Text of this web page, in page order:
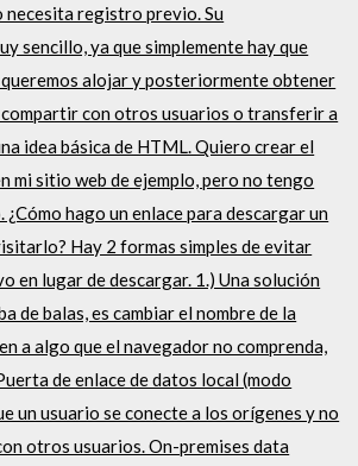
necesita registro previo. Su
sencillo, ya que simplemente hay que
alojar y posteriormente obtener
compartir con otros usuarios o transferir a
idea básica de HTML. Quiero crear el
mi sitio web de ejemplo, pero no tengo
¿Cómo hago un enlace para descargar un
Hay 2 formas simples de evitar
en lugar de descargar. 1.) Una solución
de balas, es cambiar el nombre de la
a algo que el navegador no comprenda,
de enlace de datos local (modo
un usuario se conecte a los orígenes y no
otros usuarios. On-premises data